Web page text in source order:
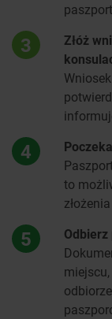
3
Złóż
4
to
5